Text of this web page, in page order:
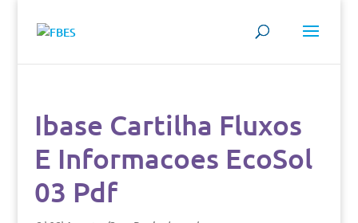
Ibase Cartilha Fluxos
E Informacoes EcoSol
03 Pdf